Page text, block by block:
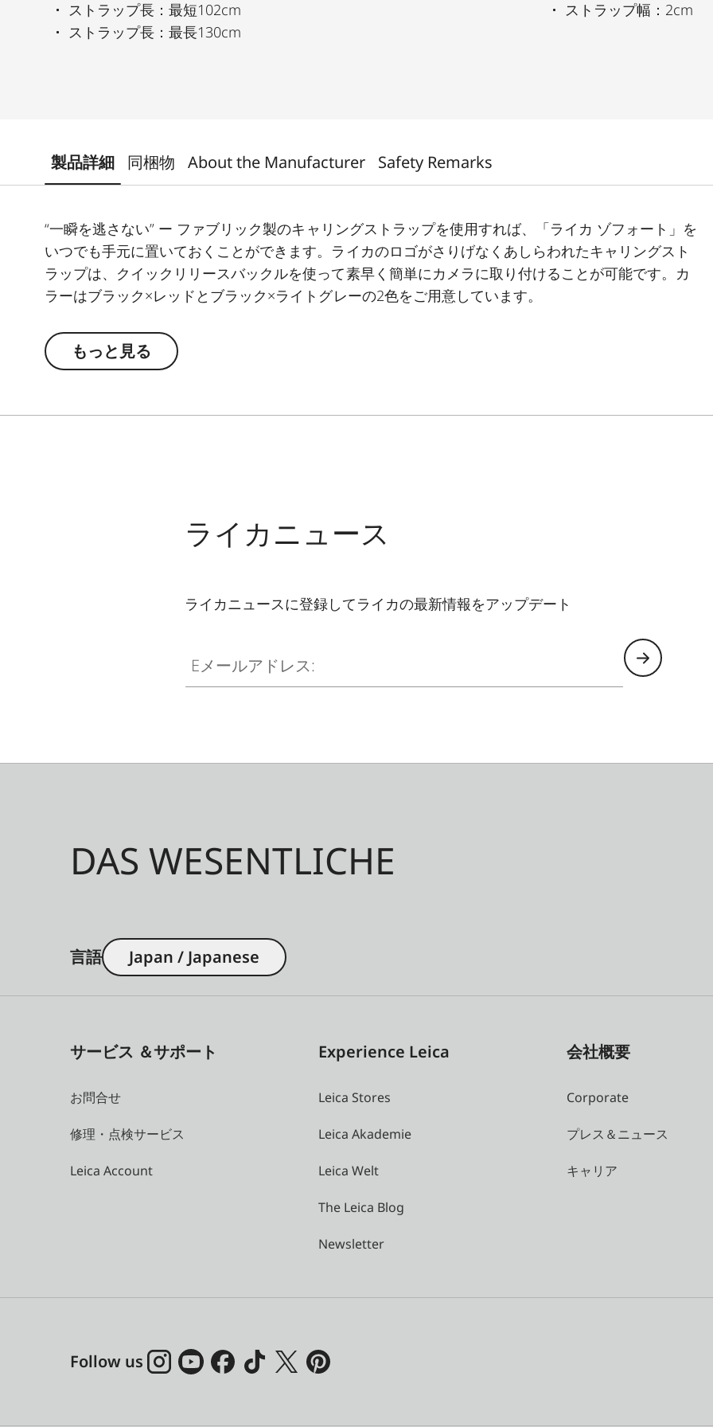
ストラップ長：最短102cm
ストラップ長：最長130cm
ストラップ幅：2cm
製品詳細 同梱物 About the Manufacturer Safety Remarks
“一瞬を逃さない” ー ファブリック製のキャリングストラップを使用すれば、「ライカ ゾフォート」を
いつでも手元に置いておくことができます。ライカのロゴがさりげなくあしらわれたキャリングスト
ラップは、クイックリリースバックルを使って素早く簡単にカメラに取り付けることが可能です。カ
ラーはブラック×レッドとブラック×ライトグレーの2色をご用意しています。
もっと見る
ライカニュース
ライカニュースに登録してライカの最新情報をアップデート
DAS WESENTLICHE
言語 Japan / Japanese
サービス ＆サポート
お問合せ
修理・点検サービス
Leica Account
Experience Leica
Leica Stores
Leica Akademie
Leica Welt
The Leica Blog
Newsletter
会社概要
Corporate
プレス＆ニュース
キャリア
Follow us